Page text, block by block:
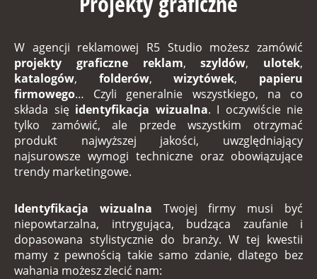
W agencji reklamowej R5 Studio możesz zamówić
projekty graficzne reklam,szyldów, ulotek,
katalogów, folderów,wizytówek, papieru
firmowego… Czyli generalnie wszystkiego, na co
składa się identyfikacja wizualna. I oczywiście nie
tylko zamówić, ale przede wszystkim otrzymać
produkt najwyższej jakości, uwzględniający
najsurowsze wymogi techniczne oraz obowiązujące
trendy marketingowe.
Identyfikacja wizualna Twojej firmy musi być
niepowtarzalna, intrygująca, budząca zaufanie i
dopasowana stylistycznie do branży. W tej kwestii
mamy z pewnością takie samo zdanie, dlatego bez
wahania możesz zlecić nam: